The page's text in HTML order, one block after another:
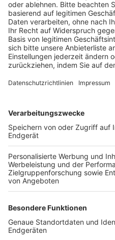
BFV-Geschäftsstellen
Trainerbörse
Login SpielPlus
FOLGE DEM BFV
TOP-VEREINE
TOP-PARTNER